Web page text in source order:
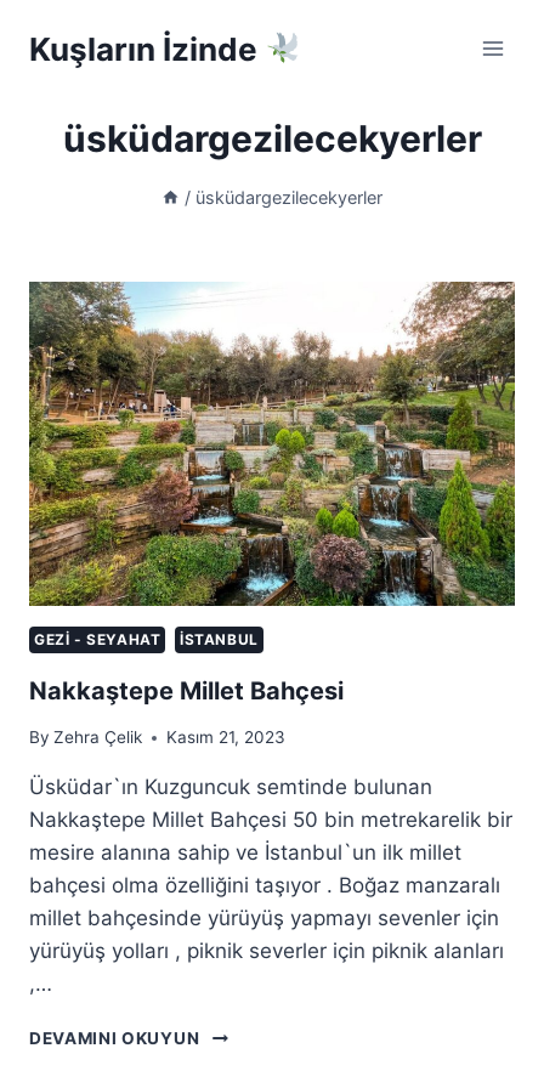
Kuşların İzinde
üsküdargezilecekyerler
/ üsküdargezilecekyerler
GEZI - SEYAHAT İSTANBUL
Nakkaştepe Millet Bahçesi
By Zehra Çelik Kasım 21, 2023
Üsküdar`ın Kuzguncuk semtinde bulunan
Nakkaştepe Millet Bahçesi 50 bin metrekarelik bir
mesire alanına sahip ve İstanbul`un ilk millet
bahçesi olma özelliğini taşıyor . Boğaz manzaralı
millet bahçesinde yürüyüş yapmayı sevenler için
yürüyüş yolları , piknik severler için piknik alanları
,…
DEVAMINI OKUYUN
NAKKAŞTEPE